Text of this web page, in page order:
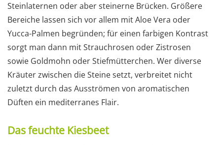
Steinlaternen oder aber steinerne Brücken. Größere
Bereiche lassen sich vor allem mit Aloe Vera oder
Yucca-Palmen begründen; für einen farbigen Kontrast
sorgt man dann mit Strauchrosen oder Zistrosen
sowie Goldmohn oder Stiefmütterchen. Wer diverse
Kräuter zwischen die Steine setzt, verbreitet nicht
zuletzt durch das Ausströmen von aromatischen
Düften ein mediterranes Flair.
Das feuchte Kiesbeet